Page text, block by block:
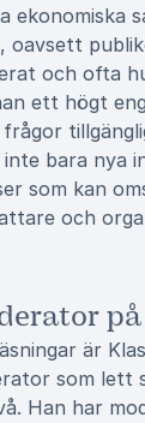
ekonomiska
oavsett
och ofta
ett högt
bara nya
som kan
och
är
som lett
Han har